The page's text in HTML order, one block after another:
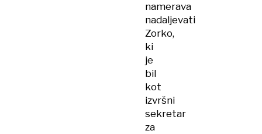
namerava
nadaljevati
Zorko,
ki
je
bil
kot
izvršni
sekretar
za